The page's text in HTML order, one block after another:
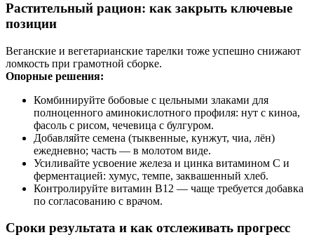
Растительный рацион: как закрыть ключевые
позиции
Веганские и вегетарианские тарелки тоже успешно снижают
ломкость при грамотной сборке.
Опорные решения:
Комбинируйте бобовые с цельными злаками для
полноценного аминокислотного профиля: нут с киноа,
фасоль с рисом, чечевица с булгуром.
Добавляйте семена (тыквенные, кунжут, чиа, лён)
ежедневно; часть — в молотом виде.
Усиливайте усвоение железа и цинка витамином C и
ферментацией: хумус, темпе, заквашенный хлеб.
Контролируйте витамин B12 — чаще требуется добавка
по согласованию с врачом.
Сроки результата и как отслеживать прогресс